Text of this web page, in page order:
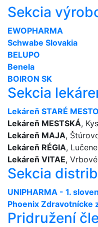
Sekcia
EWOPHARMA
Schwabe Slovakia
BELUPO
Benela
BOIRON SK
Sekcia
Lekáreň STARÉ MESTO
Lekáreň MESTSKÁ,
Lekáreň MAJA,
Lekáreň RÉGIA,
Lekáreň VITAE, Vrbové
Sekcia
UNIPHARMA - 1.
Phoenix Zdravotnícke
Pridružení